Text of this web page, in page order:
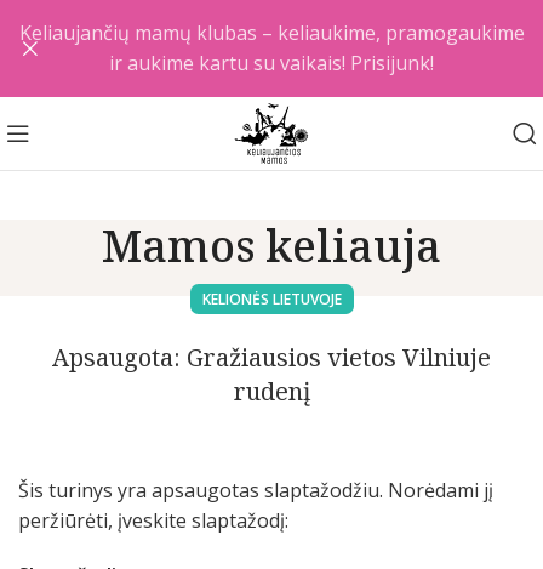
Mamos keliauja
KELIONĖS LIETUVOJE
Apsaugota: Gražiausios vietos Vilniuje
rudenį
Šis turinys yra apsaugotas slaptažodžiu. Norėdami jį
peržiūrėti, įveskite slaptažodį:
Keliaujančių mamų klubas – keliaukime, pramogaukime
ir aukime kartu su vaikais! Prisijunk!